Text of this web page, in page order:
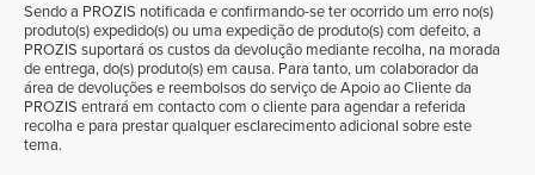
Sendo a PROZIS notificada e confirmando-se ter ocorrido um erro no(s)
produto(s) expedido(s) ou uma expedição de produto(s) com defeito, a
PROZIS suportará os custos da devolução mediante recolha, na morada
de entrega, do(s) produto(s) em causa. Para tanto, um colaborador da
área de devoluções e reembolsos do serviço de Apoio ao Cliente da
PROZIS entrará em contacto com o cliente para agendar a referida
recolha e para prestar qualquer esclarecimento adicional sobre este
tema.